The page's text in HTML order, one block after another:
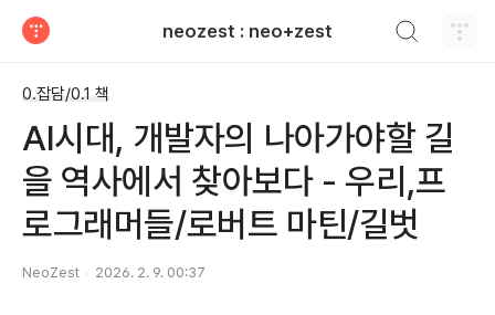
neozest : neo+zest
0.잡담/0.1 책
AI시대, 개발자의 나아가야할 길
을 역사에서 찾아보다 - 우리,프
로그래머들/로버트 마틴/길벗
NeoZest 2026. 2. 9. 00:37